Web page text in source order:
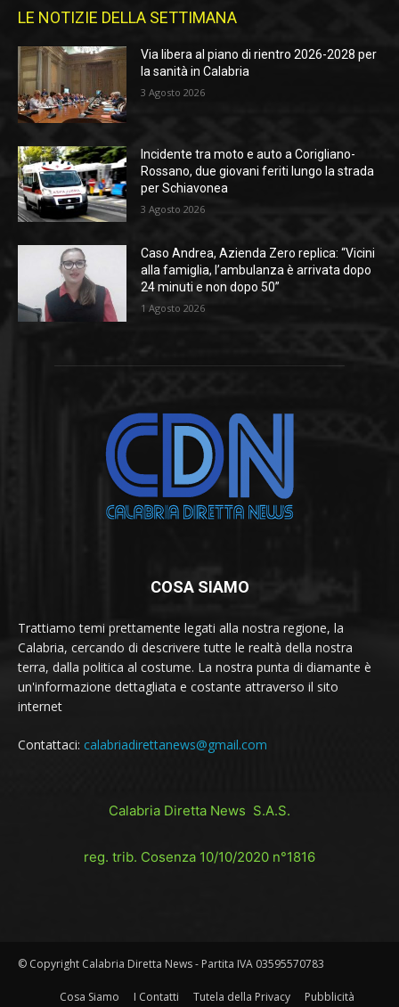
LE NOTIZIE DELLA SETTIMANA
Via libera al piano di rientro 2026-2028 per
la sanità in Calabria
3 Agosto 2026
Incidente tra moto e auto a Corigliano-
Rossano, due giovani feriti lungo la strada
per Schiavonea
3 Agosto 2026
Caso Andrea, Azienda Zero replica: “Vicini
alla famiglia, l’ambulanza è arrivata dopo
24 minuti e non dopo 50”
1 Agosto 2026
COSA SIAMO
Trattiamo temi prettamente legati alla nostra regione, la
Calabria, cercando di descrivere tutte le realtà della nostra
terra, dalla politica al costume. La nostra punta di diamante è
un'informazione dettagliata e costante attraverso il sito
internet
Contattaci: calabriadirettanews@gmail.com
Calabria Diretta News S.A.S.
reg. trib. Cosenza 10/10/2020 n°1816
© Copyright Calabria Diretta News - Partita IVA 03595570783
Cosa Siamo I Contatti Tutela della Privacy Pubblicità